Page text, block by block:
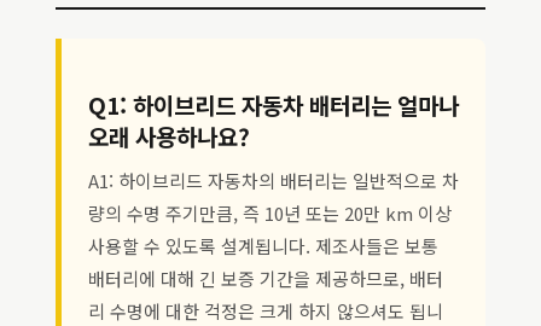
Q1: 하이브리드 자동차 배터리는 얼마나
오래 사용하나요?
A1: 하이브리드 자동차의 배터리는 일반적으로 차
량의 수명 주기만큼, 즉 10년 또는 20만 km 이상
사용할 수 있도록 설계됩니다. 제조사들은 보통
배터리에 대해 긴 보증 기간을 제공하므로, 배터
리 수명에 대한 걱정은 크게 하지 않으셔도 됩니